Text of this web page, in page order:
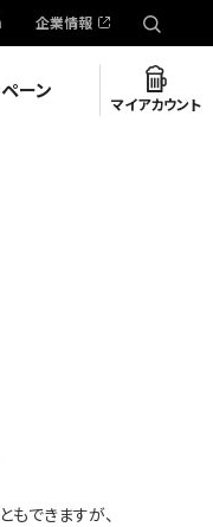
企業情報
ーン
マイアカウント
できますが、